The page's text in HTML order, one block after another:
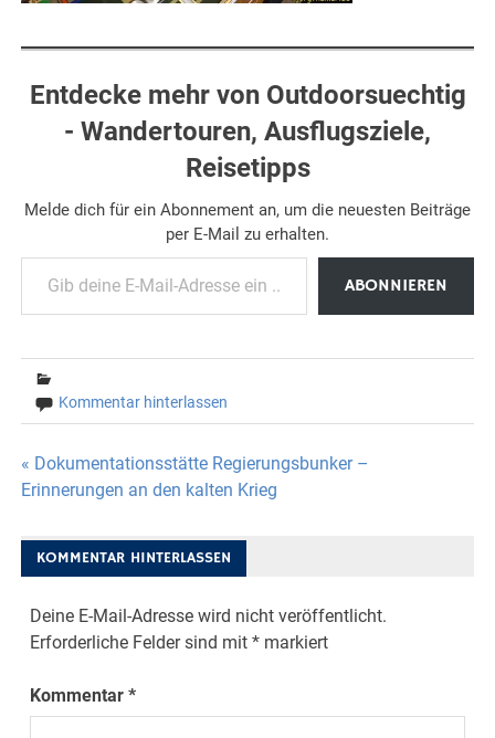
Entdecke mehr von Outdoorsuechtig
- Wandertouren, Ausflugsziele,
Reisetipps
Melde dich für ein Abonnement an, um die neuesten Beiträge
per E-Mail zu erhalten.
Gib deine E-Mail-Adresse ein ...
ABONNIEREN
Kommentar hinterlassen
Beitragsnavigation
« Dokumentationsstätte Regierungsbunker –
Erinnerungen an den kalten Krieg
KOMMENTAR HINTERLASSEN
Deine E-Mail-Adresse wird nicht veröffentlicht.
Erforderliche Felder sind mit* markiert
Kommentar*